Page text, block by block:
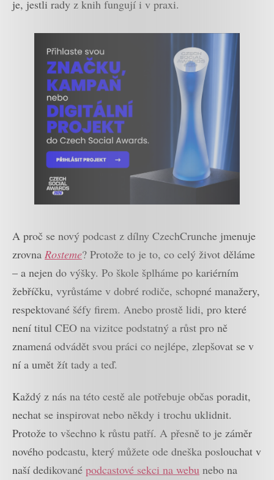
je, jestli rady z knih fungují i v praxi.
A proč se nový podcast z dílny CzechCrunche jmenuje
zrovna Rosteme? Protože to je to, co celý život děláme
– a nejen do výšky. Po škole šplháme po kariérním
žebříčku, vyrůstáme v dobré rodiče, schopné manažery,
respektované šéfy firem. Anebo prostě lidi, pro které
není titul CEO na vizitce podstatný a růst pro ně
znamená odvádět svou práci co nejlépe, zlepšovat se v
ní a umět žít tady a teď.
Každý z nás na této cestě ale potřebuje občas poradit,
nechat se inspirovat nebo někdy i trochu uklidnit.
Protože to všechno k růstu patří. A přesně to je záměr
nového podcastu, který můžete ode dneška poslouchat v
naší dedikované podcastové sekci na webu nebo na